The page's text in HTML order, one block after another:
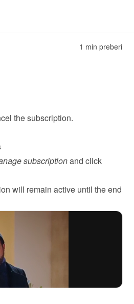
1 min preberi
the subscription.
subscription
and click
will remain active until the end